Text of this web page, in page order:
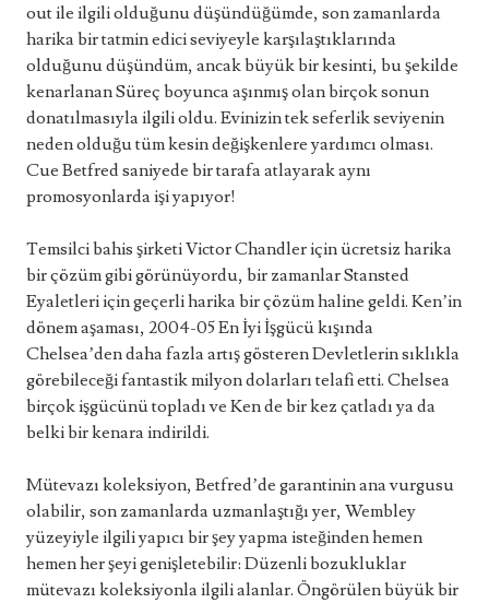
out ile ilgili olduğunu düşündüğümde, son zamanlarda
harika bir tatmin edici seviyeyle karşılaştıklarında
olduğunu düşündüm, ancak büyük bir kesinti, bu şekilde
kenarlanan Süreç boyunca aşınmış olan birçok sonun
donatılmasıyla ilgili oldu. Evinizin tek seferlik seviyenin
neden olduğu tüm kesin değişkenlere yardımcı olması.
Cue Betfred saniyede bir tarafa atlayarak aynı
promosyonlarda işi yapıyor!
Temsilci bahis şirketi Victor Chandler için ücretsiz harika
bir çözüm gibi görünüyordu, bir zamanlar Stansted
Eyaletleri için geçerli harika bir çözüm haline geldi. Ken’in
dönem aşaması, 2004-05 En İyi İşgücü kışında
Chelsea’den daha fazla artış gösteren Devletlerin sıklıkla
görebileceği fantastik milyon dolarları telafi etti. Chelsea
birçok işgücünü topladı ve Ken de bir kez çatladı ya da
belki bir kenara indirildi.
Mütevazı koleksiyon, Betfred’de garantinin ana vurgusu
olabilir, son zamanlarda uzmanlaştığı yer, Wembley
yüzeyiyle ilgili yapıcı bir şey yapma isteğinden hemen
hemen her şeyi genişletebilir: Düzenli bozukluklar
mütevazı koleksiyonla ilgili alanlar. Öngörülen büyük bir